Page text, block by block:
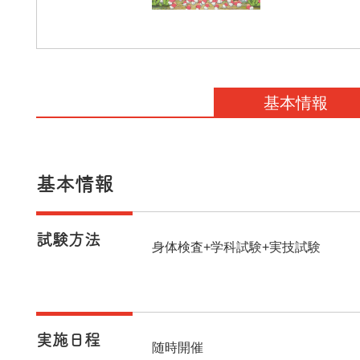
基本情報
基本情報
試験方法 身体検査+学科試験+実技試験
実施日程 随時開催